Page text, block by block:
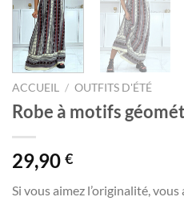
ACCUEIL / OUTFITS D'ÉTÉ
Robe à motifs
29,90 €
Si vous aimez l’originalité,